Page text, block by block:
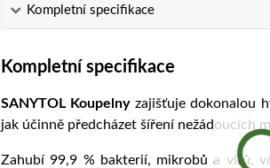
Kompletní specifikace
Kompletní specifikace
SANYTOL Koupelnyzajišťuje dokonalou
jak účinně předcházet šíření nežádoucích
Zahubí 99,9 % bakterií, mikrobů a virů,